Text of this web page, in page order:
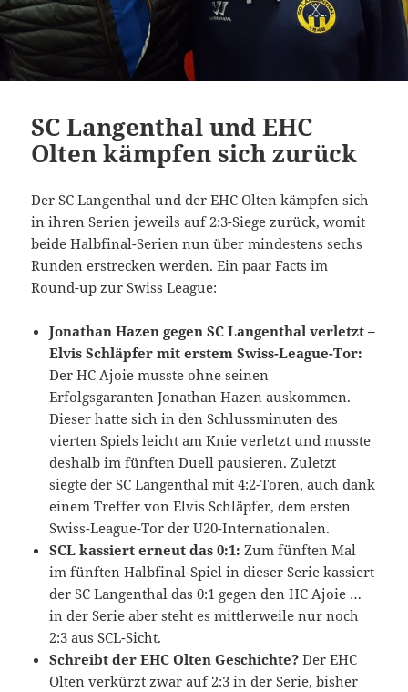
SC Langenthal und EHC
Olten kämpfen sich zurück
Der SC Langenthal und der EHC Olten kämpfen sich
in ihren Serien jeweils auf 2:3-Siege zurück, womit
beide Halbfinal-Serien nun über mindestens sechs
Runden erstrecken werden. Ein paar Facts im
Round-up zur Swiss League:
Jonathan Hazen gegen SC Langenthal verletzt –
Elvis Schläpfer mit erstem Swiss-League-Tor:
Der HC Ajoie musste ohne seinen
Erfolgsgaranten Jonathan Hazen auskommen.
Dieser hatte sich in den Schlussminuten des
vierten Spiels leicht am Knie verletzt und musste
deshalb im fünften Duell pausieren. Zuletzt
siegte der SC Langenthal mit 4:2-Toren, auch dank
einem Treffer von Elvis Schläpfer, dem ersten
Swiss-League-Tor der U20-Internationalen.
SCL kassiert erneut das 0:1:Zum fünften Mal
im fünften Halbfinal-Spiel in dieser Serie kassiert
der SC Langenthal das 0:1 gegen den HC Ajoie …
in der Serie aber steht es mittlerweile nur noch
2:3 aus SCL-Sicht.
Schreibt der EHC Olten Geschichte? Der EHC
Olten verkürzt zwar auf 2:3 in der Serie, bisher